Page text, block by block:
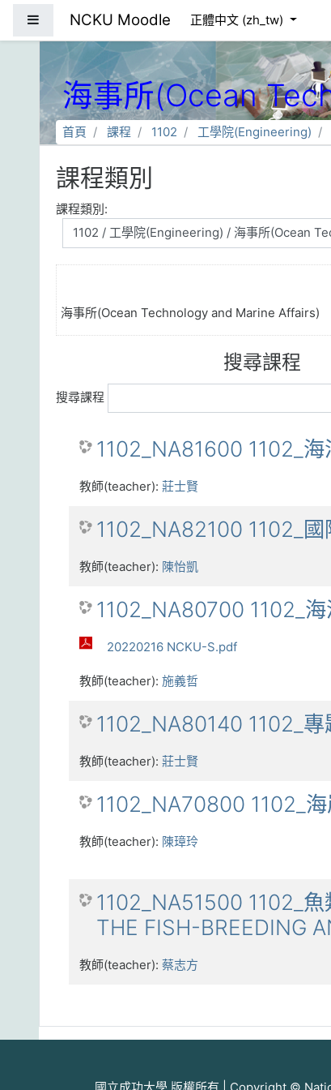
NCKU Moodle 正體中文 ‎(zh_tw)‎
海事所(Ocean
首頁 課程 1102 工學院(Engineering)
課程類別
課程類別:
海事所(Ocean Technology and Marine Affairs)
搜尋課程
搜尋課程
1102_NA81600 1102_
教師(teacher): 莊士賢
1102_NA82100 1102_
教師(teacher): 陳怡凱
1102_NA80700 1102_
20220216 NCKU-S.pdf
教師(teacher): 施義哲
1102_NA80140 1102_
教師(teacher): 莊士賢
1102_NA70800 1102_
教師(teacher): 陳璋玲
1102_NA51500 1102_
THE FISH-BREEDING
教師(teacher): 蔡志方